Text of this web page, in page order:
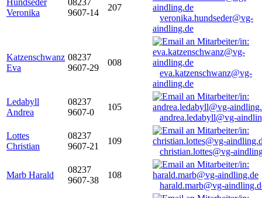
Hundseder
Veronika
08237
9607-14
207
veronika.hundseder@vg-
aindling.de
Katzenschwanz
Eva
08237
9607-29
008
eva.katzenschwanz@vg-
aindling.de
Ledabyll
Andrea
08237
9607-0
105
andrea.ledabyll@vg-
Lottes
Christian
08237
9607-21
109
christian.lottes@vg-
Marb Harald
08237
9607-38
108
harald.marb@vg-